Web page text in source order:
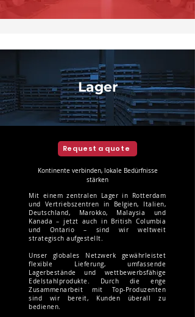
Lager
Request a quote
Kontinente verbinden, lokale Bedürfnisse
stärken
Mit einem zentralen Lager in Rotterdam
und Vertriebszentren in Belgien, Italien,
Deutschland, Marokko, Malaysia und
Kanada – jetzt auch in British Columbia
und Ontario – sind wir weltweit
strategisch aufgestellt.
Unser globales Netzwerk gewährleistet
flexible Lieferung, umfassende
Lagerbestände und wettbewerbsfähige
Edelstahlprodukte. Durch die enge
Zusammenarbeit mit Top-Produzenten
sind wir bereit, Kunden überall zu
bedienen.